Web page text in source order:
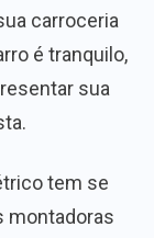
carroceria
é tranquilo,
sua
tem se
montadoras